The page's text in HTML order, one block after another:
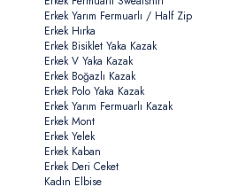
Erkek Yarım Fermuarlı / Half Zip
Erkek Hırka
Erkek Bisiklet Yaka Kazak
Erkek V Yaka Kazak
Erkek Boğazlı Kazak
Erkek Polo Yaka Kazak
Erkek Yarım Fermuarlı Kazak
Erkek Mont
Erkek Yelek
Erkek Kaban
Erkek Deri Ceket
Kadın Elbise